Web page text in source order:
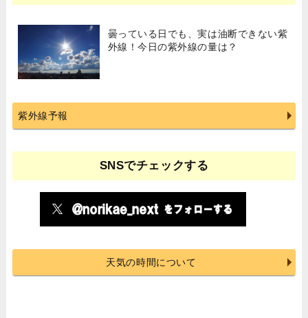
曇っている日でも、実は油断できない紫
外線！今日の紫外線の量は？
紫外線予報
SNSでチェックする
天気の時間について